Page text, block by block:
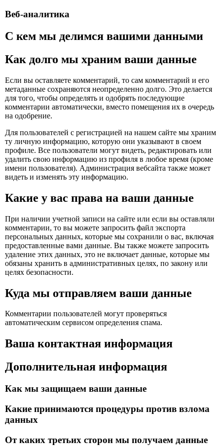
Веб-аналитика
С кем мы делимся вашими данными
Как долго мы храним ваши данные
Если вы оставляете комментарий, то сам комментарий и его
метаданные сохраняются неопределенно долго. Это делается
для того, чтобы определять и одобрять последующие
комментарии автоматически, вместо помещения их в очередь
на одобрение.
Для пользователей с регистрацией на нашем сайте мы храним
ту личную информацию, которую они указывают в своем
профиле. Все пользователи могут видеть, редактировать или
удалить свою информацию из профиля в любое время (кроме
имени пользователя). Администрация вебсайта также может
видеть и изменять эту информацию.
Какие у вас права на ваши данные
При наличии учетной записи на сайте или если вы оставляли
комментарии, то вы можете запросить файл экспорта
персональных данных, которые мы сохранили о вас, включая
предоставленные вами данные. Вы также можете запросить
удаление этих данных, это не включает данные, которые мы
обязаны хранить в административных целях, по закону или
целях безопасности.
Куда мы отправляем ваши данные
Комментарии пользователей могут проверяться
автоматическим сервисом определения спама.
Ваша контактная информация
Дополнительная информация
Как мы защищаем ваши данные
Какие принимаются процедуры против взлома
данных
От каких третьих сторон мы получаем данные